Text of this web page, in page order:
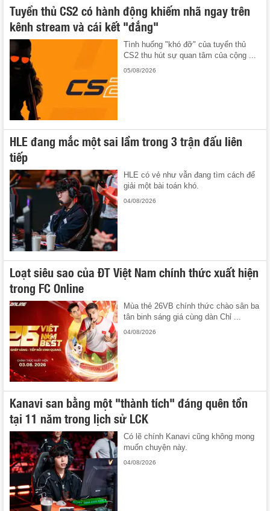
Tuyển thủ CS2 có hành động khiếm nhã ngay trên
kênh stream và cái kết "đắng"
Tình huống "khó đỡ" của tuyển thủ
CS2 thu hút sự quan tâm của cộng ...
05/08/2026
HLE đang mắc một sai lầm trong 3 trận đấu liên
tiếp
HLE có vẻ như vẫn đang tìm cách để
giải một bài toán khó.
04/08/2026
Loạt siêu sao của ĐT Việt Nam chính thức xuất hiện
trong FC Online
Mùa thẻ 26VB chính thức chào sân ba
tân binh sáng giá cùng dàn Chỉ ...
04/08/2026
Kanavi san bằng một "thành tích" đáng quên tồn
tại 11 năm trong lịch sử LCK
Có lẽ chính Kanavi cũng không mong
muốn chuyện này.
04/08/2026